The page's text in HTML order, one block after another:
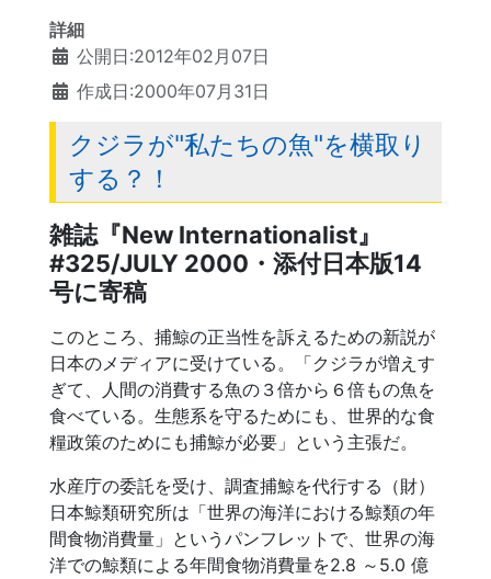
詳細
公開日:2012年02月07日
作成日:2000年07月31日
クジラが"私たちの魚"を横取り
する？！
雑誌『New Internationalist』
#325/JULY 2000・添付日本版14
号に寄稿
このところ、捕鯨の正当性を訴えるための新説が
日本のメディアに受けている。「クジラが増えす
ぎて、人間の消費する魚の３倍から６倍もの魚を
食べている。生態系を守るためにも、世界的な食
糧政策のためにも捕鯨が必要」という主張だ。
水産庁の委託を受け、調査捕鯨を代行する（財）
日本鯨類研究所は「世界の海洋における鯨類の年
間食物消費量」というパンフレットで、世界の海
洋での鯨類による年間食物消費量を2.8 ～5.0 億